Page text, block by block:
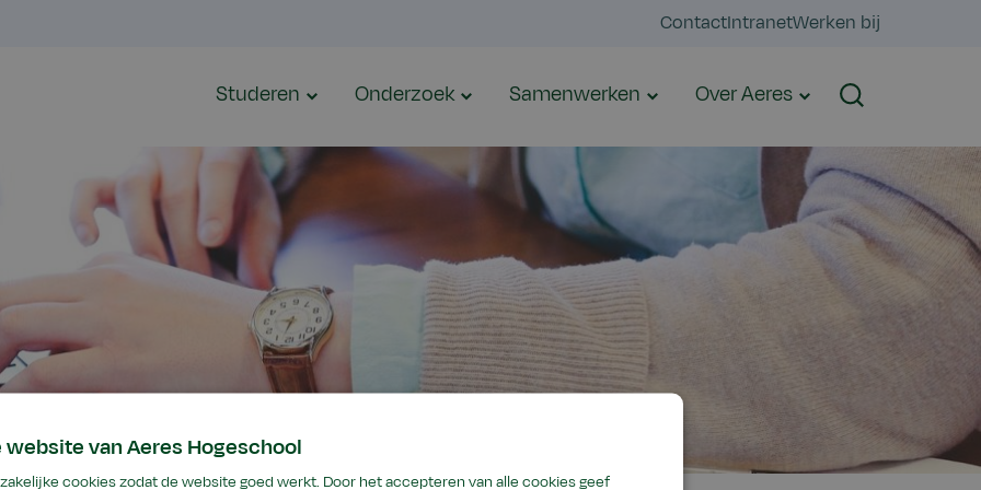
ContactIntranetWerken bij
Studeren Onderzoek Samenwerken Over Aeres Zoeken
website van Aeres Hogeschool
cookies zodat de website goed werkt. Door het accepteren van alle cookies geef